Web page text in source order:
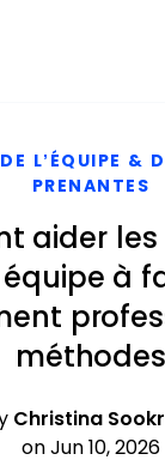
L’ÉQUIPE &
PRENANTES
aider
à
méthodes
Christina
on Jun 10, 2026